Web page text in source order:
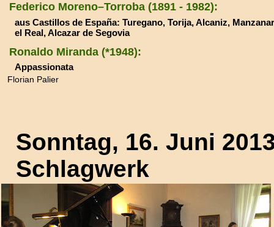
Federico Moreno–Torroba (1891 - 1982):
aus Castillos de España: Turegano, Torija, Alcaniz,
el Real, Alcazar de Segovia
Ronaldo Miranda (*1948):
Appassionata
Florian Palier
Sonntag, 16. Juni
Schlagwerk